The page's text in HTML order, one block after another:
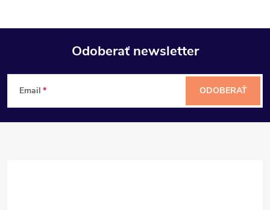
Z
á
Odoberať newsletter
Email ODOBERAŤ